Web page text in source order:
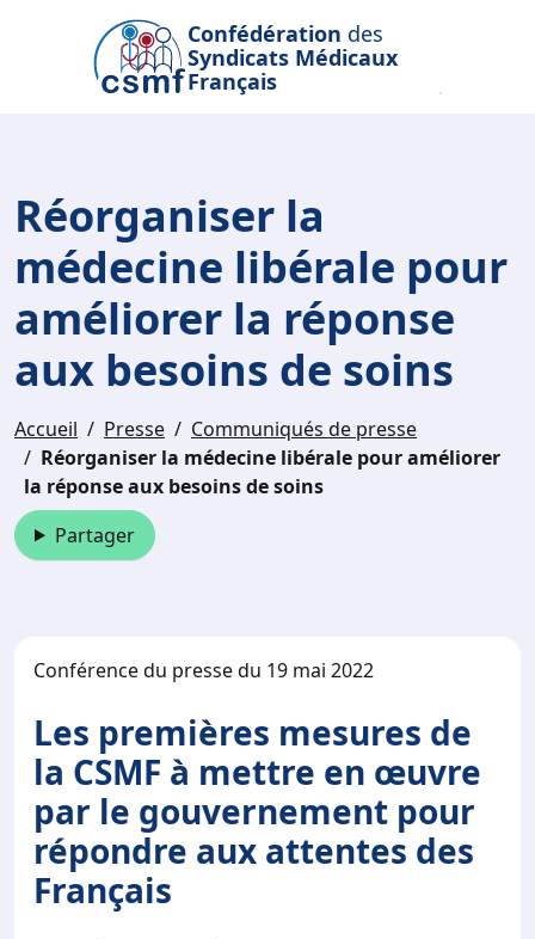
Passer au contenu principal
Confédération des
Syndicats Médicaux
Français
Réorganiser la
médecine libérale pour
améliorer la réponse
aux besoins de soins
Accueil Presse
Communiqués de presse
Réorganiser la médecine libérale pour améliorer
la réponse aux besoins de soins
Partager
Conférence du presse du 19 mai 2022
Les premières mesures de
la CSMF à mettre en œuvre
par le gouvernement pour
répondre aux attentes des
Français